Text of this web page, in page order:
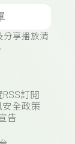
分享播放清
RSS訂閱
安全政策
告